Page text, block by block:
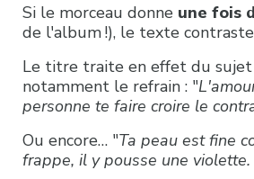
Si le morceau donne une fois
de l'album !), le texte
Le titre traite en effet du sujet
notamment le refrain : "
personne te faire croire le
Ou encore… "Ta peau est fine
frappe, il y pousse une